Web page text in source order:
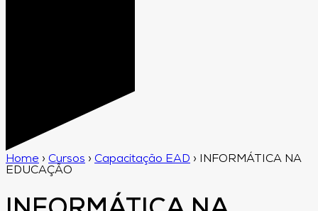
Home › Cursos › Capacitação EAD ›
INFORMÁTICA NA
EDUCAÇÃO